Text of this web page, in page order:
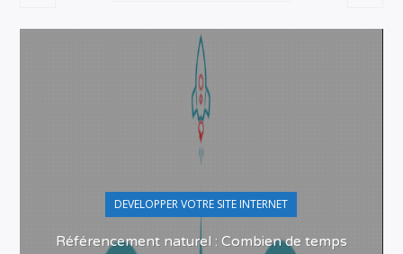
DEVELOPPER VOTRE SITE INTERNET
Référencement naturel : Combien de temps